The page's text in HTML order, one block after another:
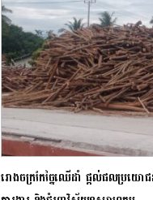
រោងចក្រកែច្នៃឈើដាំ ផ្តល់ផលប្រយោ